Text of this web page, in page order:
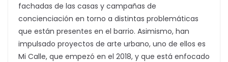
fachadas de las casas y campañas de
concienciación en torno a distintas problemáticas
que están presentes en el barrio. Asimismo, han
impulsado proyectos de arte urbano, uno de ellos es
Mi Calle, que empezó en el 2018, y que está enfocado